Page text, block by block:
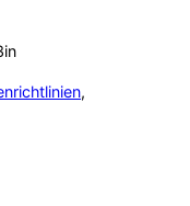
in